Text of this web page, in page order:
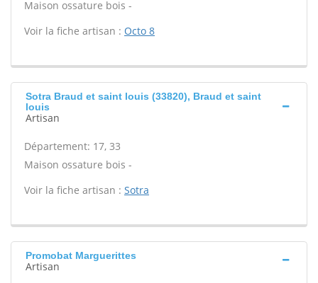
Maison ossature bois -
Voir la fiche artisan : Octo 8
Sotra Braud et saint louis (33820), Braud et saint
louis
Artisan
Département: 17, 33
Maison ossature bois -
Voir la fiche artisan : Sotra
Promobat Marguerittes
Artisan